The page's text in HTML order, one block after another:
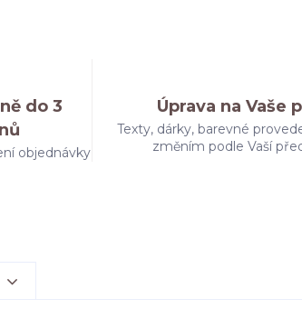
do 3
objednávky
Úprava na Vaše
Texty, dárky, barevné
změním podle Vaší